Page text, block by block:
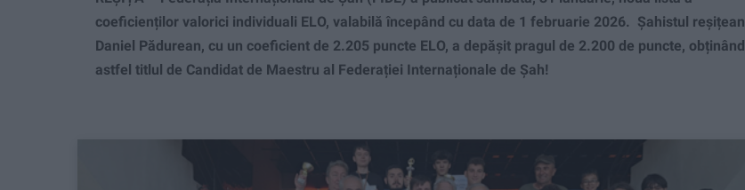
coeficienților valorici individuali ELO, valabilă începând cu data de 1 februarie 2026. Șahistul reșițean
Daniel Pădurean, cu un coeficient de 2.205 puncte ELO, a depășit pragul de 2.200 de puncte, obținând
astfel titlul de Candidat de Maestru al Federației Internaționale de Șah!